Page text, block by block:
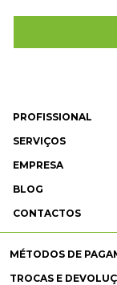
PROFISSIONAL
SERVIÇOS
EMPRESA
BLOG
CONTACTOS
MÉTODOS DE
TROCAS E